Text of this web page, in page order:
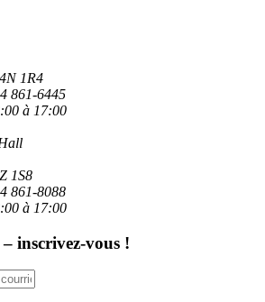
1R4
861-6445
à 17:00
1S8
861-8088
à 17:00
inscrivez-vous !